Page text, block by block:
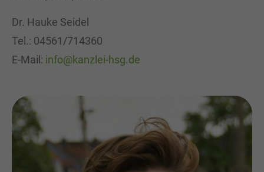
Dr. Hauke Seidel
Tel.: 04561/714360
E-Mail: info@kanzlei-hsg.de